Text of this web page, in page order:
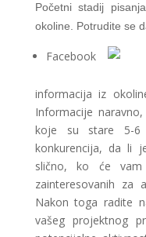
Početni stadij
okoline. Potrudite se
Facebook
informacija iz
Informacije
koje su stare 5-6
konkurencija, da li
slično, ko će
zainteresovanih
Nakon toga radite
vašeg projektnog